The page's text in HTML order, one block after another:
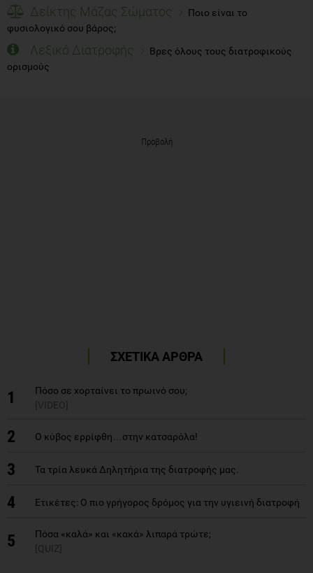
Δείκτης Μάζας Σώματος
Ποιο είναι το
φυσιολογικό σου βάρος;
Λεξικό Διατροφής
Βρες όλους τους διατροφικούς
ορισμούς
Προβολή
ΣΧΕΤΙΚΑ ΑΡΘΡΑ
1
Πόσο σε χορταίνει το πρωινό σου;
[VIDEO]
2 Ο κύβος ερρίφθη…στην κατσαρόλα!
3 Τα τρία λευκά Δηλητήρια της διατροφής μας.
4 Ετικέτες: Ο πιο γρήγορος δρόμος για την υγιεινή διατροφή
5
Πόσα «καλά» και «κακά» λιπαρά τρώτε;
[QUIZ]